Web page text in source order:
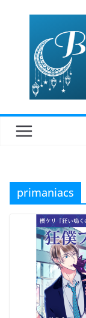
primaniacs